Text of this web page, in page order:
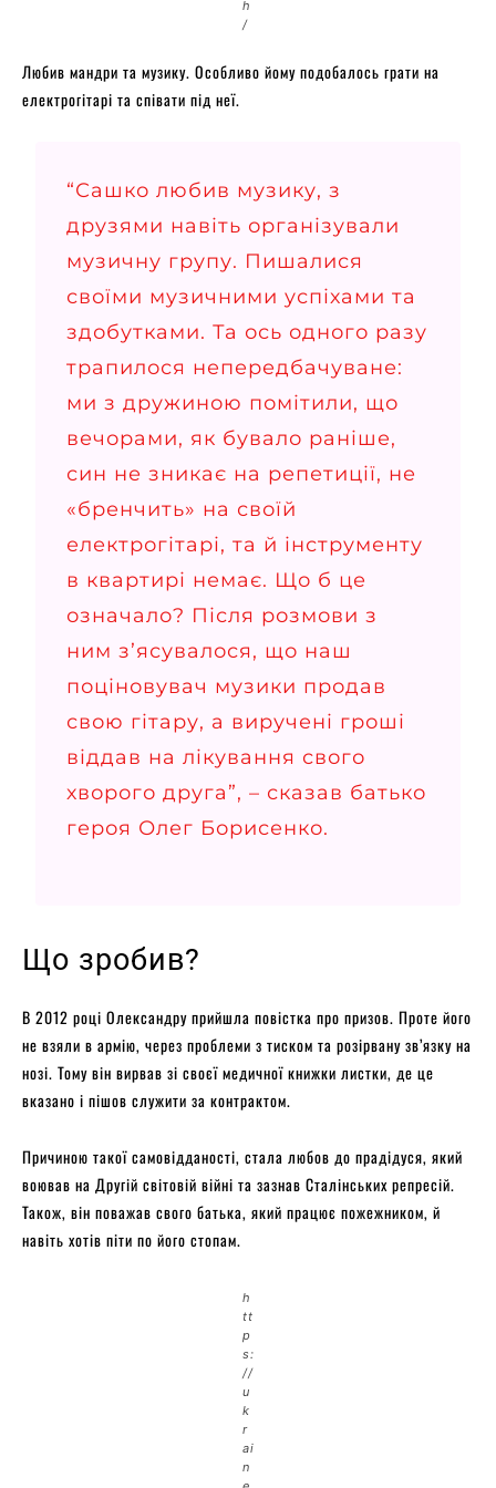
h
/
Любив мандри та музику. Особливо йому подобалось грати на
електрогітарі та співати під неї.
“Сашко любив музику, з
друзями навіть організували
музичну групу. Пишалися
своїми музичними успіхами та
здобутками. Та ось одного разу
трапилося непередбачуване:
ми з дружиною помітили, що
вечорами, як бувало раніше,
син не зникає на репетиції, не
«бренчить» на своїй
електрогітарі, та й інструменту
в квартирі немає. Що б це
означало? Після розмови з
ним з’ясувалося, що наш
поціновувач музики продав
свою гітару, а виручені гроші
віддав на лікування свого
хворого друга”, – сказав батько
героя Олег Борисенко.
Що зробив?
В 2012 році Олександру прийшла повістка про призов. Проте його
не взяли в армію, через проблеми з тиском та розірвану зв’язку на
нозі. Тому він вирвав зі своєї медичної книжки листки, де це
вказано і пішов служити за контрактом.
Причиною такої самовідданості, стала любов до прадідуся, який
воював на Другій світовій війні та зазнав Сталінських репресій.
Також, він поважав свого батька, який працює пожежником, й
навіть хотів піти по його стопам.
h
tt
p
s:
//
u
k
r
ai
n